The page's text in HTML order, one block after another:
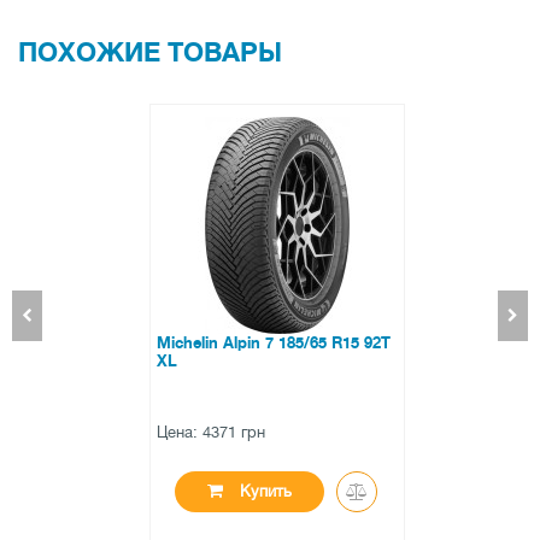
ПОХОЖИЕ ТОВАРЫ
Michelin Alpin 7 185/65 R15 92T
XL
Цена: 4371 грн
Купить